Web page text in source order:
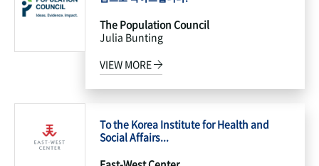
The Population Council
Julia Bunting
VIEW MORE
To the Korea Institute for Health and
Social Affairs...